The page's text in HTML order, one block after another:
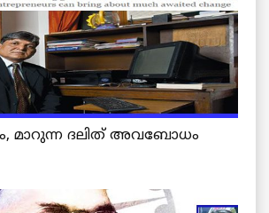
മാറുന്ന ദലിത് അവബോധം